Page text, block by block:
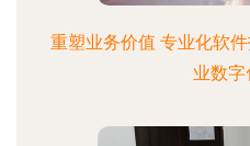
重塑业务价值 专业化软
业数字